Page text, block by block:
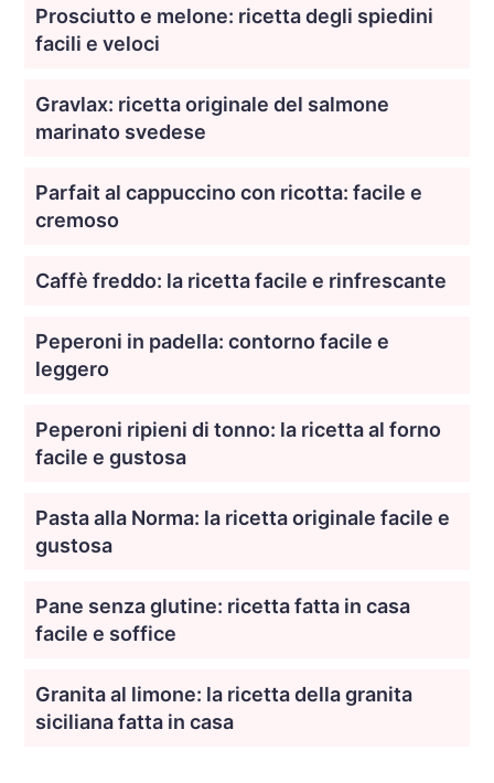
Prosciutto e melone: ricetta degli spiedini
facili e veloci
Gravlax: ricetta originale del salmone
marinato svedese
Parfait al cappuccino con ricotta: facile e
cremoso
Caffè freddo: la ricetta facile e rinfrescante
Peperoni in padella: contorno facile e
leggero
Peperoni ripieni di tonno: la ricetta al forno
facile e gustosa
Pasta alla Norma: la ricetta originale facile e
gustosa
Pane senza glutine: ricetta fatta in casa
facile e soffice
Granita al limone: la ricetta della granita
siciliana fatta in casa